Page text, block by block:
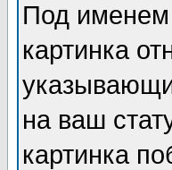
Под именем
картинка
на ваш
картинка